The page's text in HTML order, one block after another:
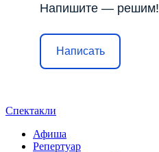
Напишите — решим!
Написать
Спектакли
Афиша
Репертуар